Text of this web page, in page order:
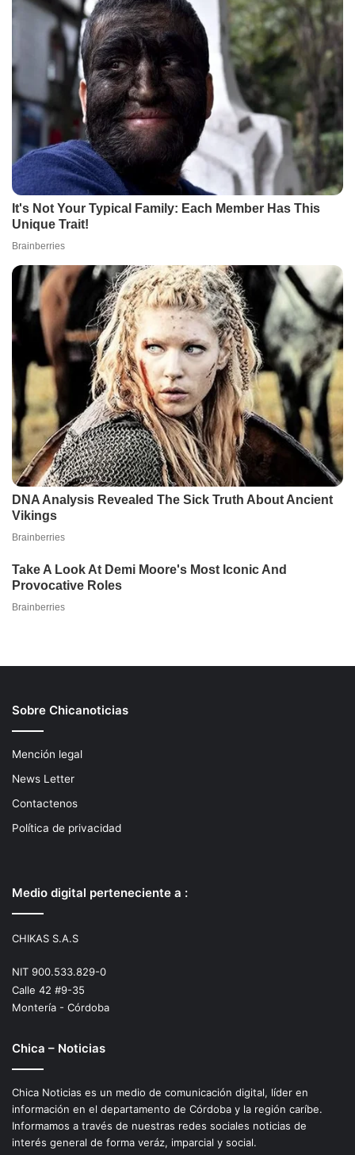
Sobre Chicanoticias
Mención legal
News Letter
Contactenos
Política de privacidad
Medio digital perteneciente a :
CHIKAS S.A.S
NIT 900.533.829-0
Calle 42 #9-35
Montería - Córdoba
Chica – Noticias
Chica Noticias es un medio de comunicación digital, líder en
información en el departamento de Córdoba y la región caríbe.
Informamos a través de nuestras redes sociales noticias de
interés general de forma veráz, imparcial y social.